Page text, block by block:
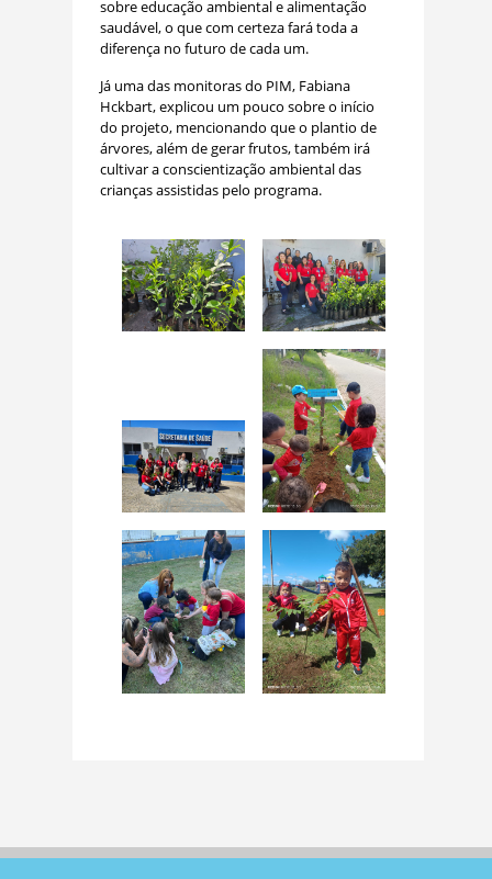
sobre educação ambiental e alimentação
saudável, o que com certeza fará toda a
diferença no futuro de cada um.
Já uma das monitoras do PIM, Fabiana
Hckbart, explicou um pouco sobre o início
do projeto, mencionando que o plantio de
árvores, além de gerar frutos, também irá
cultivar a conscientização ambiental das
crianças assistidas pelo programa.